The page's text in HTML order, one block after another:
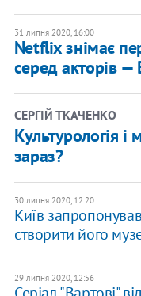
31 липня 2020, 16:00
Netflix знімає
серед акторів
СЕРГІЙ ТКАЧЕНКО
Культурологія і
зараз?
30 липня 2020, 12:20
Київ
створити його
29 липня 2020, 12:56